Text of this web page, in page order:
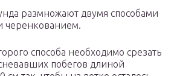
размножают двумя способами
черенкованием.
способа необходимо срезать
побегов длиной